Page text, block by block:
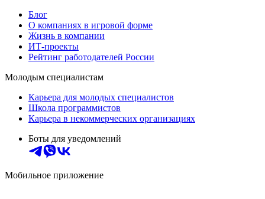
Блог
О компаниях в игровой форме
Жизнь в компании
ИТ-проекты
Рейтинг работодателей России
Молодым специалистам
Карьера для молодых специалистов
Школа программистов
Карьера в некоммерческих организациях
Боты для уведомлений
Мобильное приложение